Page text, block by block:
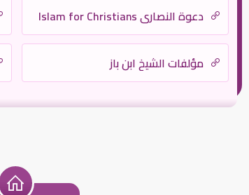
دعوة النصارى Islam for Christians
مؤلفات الشيخ ابن باز